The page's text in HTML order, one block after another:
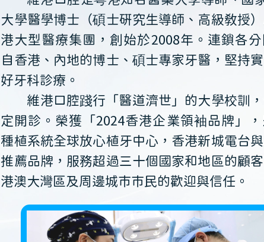
大學醫學博士（碩士研究生導師、高級教授
港大型醫療集團，創始於2008年。連鎖各
自香港、內地的博士、碩士專家牙醫，堅持
好牙科診療。
維港口腔踐行「醫道濟世」的大學校訓
定開診。榮獲「2024香港企業領袖品牌」
種植系統全球放心植牙中心，香港新城電台
推薦品牌，服務超過三十個國家和地區的顧
港澳大灣區及周邊城市市民的歡迎與信任。